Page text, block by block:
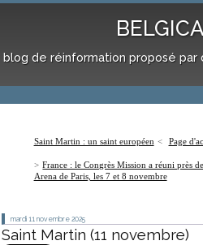
blog de réinformation proposé par
Saint Martin : un saint européen Page
France : le Congrès Mission a réuni près
Arena de Paris, les 7 et 8 novembre
mardi 11 novembre 2025
Saint Martin (11 novembre)